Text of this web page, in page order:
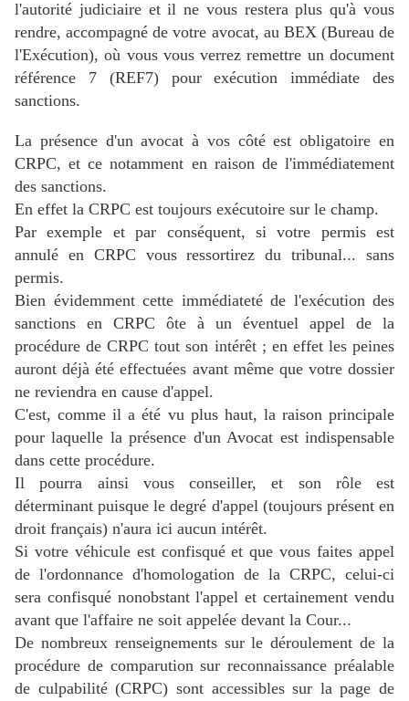
l'autorité judiciaire et il ne vous restera plus qu'à vous
rendre, accompagné de votre avocat, au BEX (Bureau de
l'Exécution), où vous vous verrez remettre un document
référence 7 (REF7) pour exécution immédiate des
sanctions.
La présence d'un avocat à vos côté est obligatoire en
CRPC, et ce notamment en raison de l'immédiatement
des sanctions.
En effet la CRPC est toujours exécutoire sur le champ.
Par exemple et par conséquent, si votre permis est
annulé en CRPC vous ressortirez du tribunal... sans
permis.
Bien évidemment cette immédiateté de l'exécution des
sanctions en CRPC ôte à un éventuel appel de la
procédure de CRPC tout son intérêt ; en effet les peines
auront déjà été effectuées avant même que votre dossier
ne reviendra en cause d'appel.
C'est, comme il a été vu plus haut, la raison principale
pour laquelle la présence d'un Avocat est indispensable
dans cette procédure.
Il pourra ainsi vous conseiller, et son rôle est
déterminant puisque le degré d'appel (toujours présent en
droit français) n'aura ici aucun intérêt.
Si votre véhicule est confisqué et que vous faites appel
de l'ordonnance d'homologation de la CRPC, celui-ci
sera confisqué nonobstant l'appel et certainement vendu
avant que l'affaire ne soit appelée devant la Cour...
De nombreux renseignements sur le déroulement de la
procédure de comparution sur reconnaissance préalable
de culpabilité (CRPC) sont accessibles sur la page de